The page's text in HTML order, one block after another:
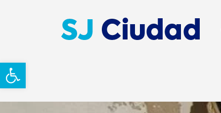
Abrir barra de herramientas